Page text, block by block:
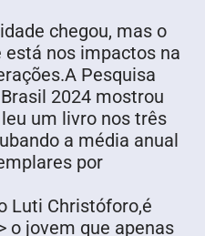
chegou, mas o
nos impactos na
Pesquisa
2024 mostrou
um livro nos três
a média anual
por
Luti Christóforo,é
o jovem que apenas